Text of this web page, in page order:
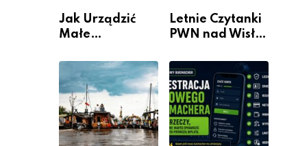
Jak Urządzić
Małe
Sposobów Na
Więcej
Przestrzeni Bez
Kosztownego
Remontu
Letnie Czytanki
PWN nad Wisłą.
książką, kawą i
chwilą dla
siebie